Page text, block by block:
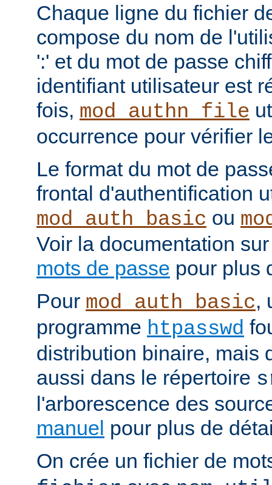
Chaque ligne du fichier
compose du nom de
':' et du mot de passe
identifiant utilisateur est
fois, mod_authn_file
occurrence pour vérifier
Le format du mot de
frontal d'authentification
mod_auth_basic ou
Voir la documentation
mots de passe pour plus
Pour mod_auth_basic,
programme htpasswd
distribution binaire, mais
aussi dans le répertoire
l'arborescence des
manuel pour plus de
On crée un fichier de